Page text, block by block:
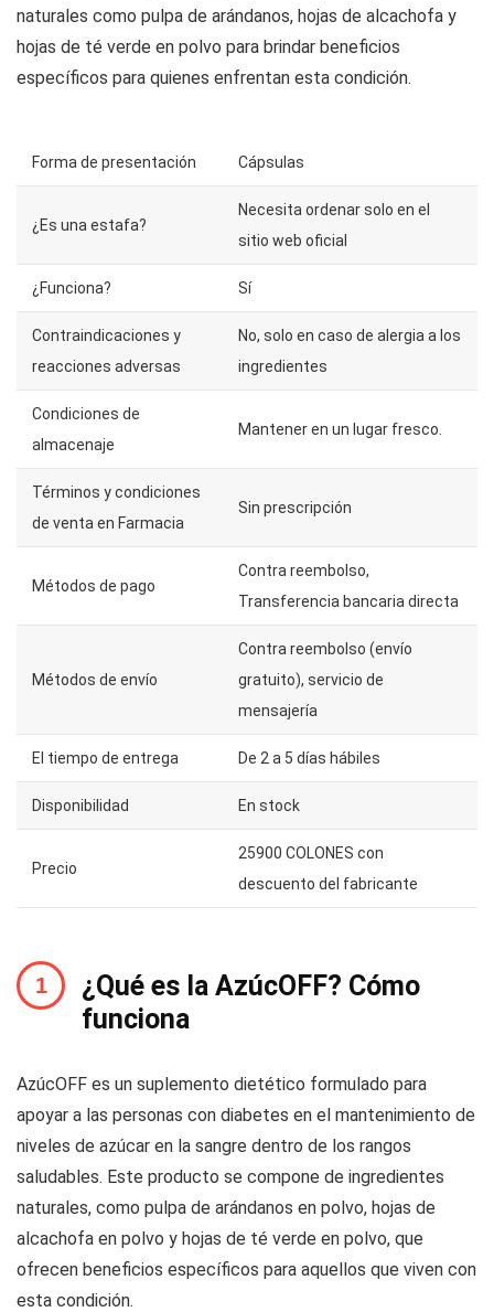
naturales como pulpa de arándanos, hojas de alcachofa y
hojas de té verde en polvo para brindar beneficios
específicos para quienes enfrentan esta condición.
Forma de presentación Cápsulas
¿Es una estafa?
Necesita ordenar solo en el
sitio web oficial
¿Funciona? Sí
Contraindicaciones y
reacciones adversas
No, solo en caso de alergia a los
ingredientes
Condiciones de
almacenaje
Mantener en un lugar fresco.
Términos y condiciones
de venta en Farmacia
Sin prescripción
Métodos de pago
Contra reembolso,
Transferencia bancaria directa
Métodos de envío
Contra reembolso (envío
gratuito), servicio de
mensajería
El tiempo de entrega De 2 a 5 días hábiles
Disponibilidad En stock
Precio
25900 COLONES con
descuento del fabricante
¿Qué es la AzúcOFF? Cómo
funciona
AzúcOFF es un suplemento dietético formulado para
apoyar a las personas con diabetes en el mantenimiento de
niveles de azúcar en la sangre dentro de los rangos
saludables. Este producto se compone de ingredientes
naturales, como pulpa de arándanos en polvo, hojas de
alcachofa en polvo y hojas de té verde en polvo, que
ofrecen beneficios específicos para aquellos que viven con
esta condición.